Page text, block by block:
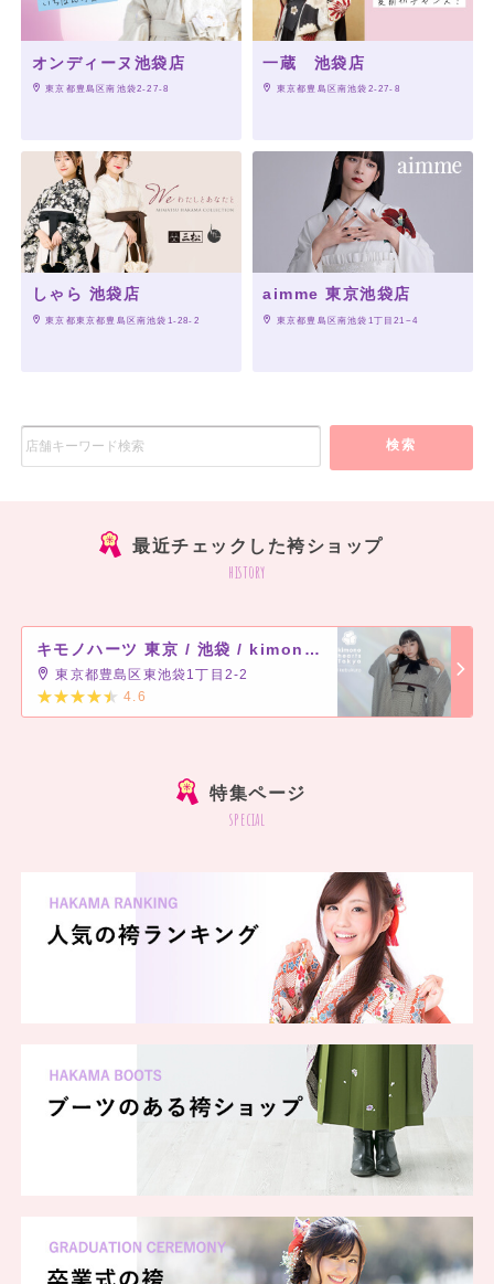
オンディーヌ池袋店
東京都豊島区南池袋2-27-8
一蔵 池袋店
東京都豊島区南池袋2-27-8
しゃら 池袋店
東京都東京都豊島区南池袋1-28-2
aimme 東京池袋店
東京都豊島区南池袋1丁目21−4
検索
最近チェックした袴ショップ
history
キモノハーツ 東京 / 池袋 / kimono hearts Tokyo-ikebukuro-
東京都豊島区東池袋1丁目2-2
4.6
特集ページ
special